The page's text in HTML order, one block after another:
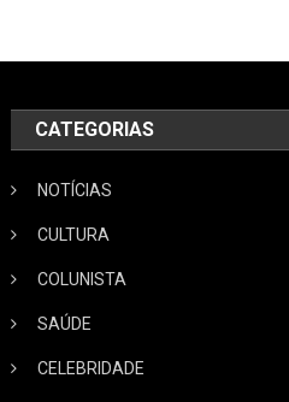
CATEGORIAS
NOTÍCIAS
CULTURA
COLUNISTA
SAÚDE
CELEBRIDADE